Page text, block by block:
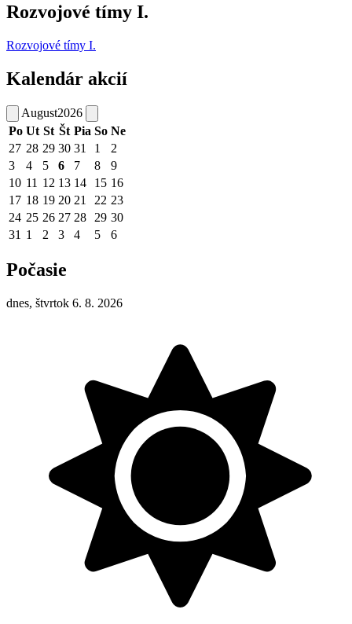
Rozvojové tímy I.
Rozvojové tímy I.
Kalendár akcií
August2026
Po Ut St Št Pia So Ne
27 28 29 30 31 1
2
3
4 5 6 7 8
9
10 11 12 13 14 15 16
17 18 19 20 21 22 23
24 25 26 27 28 29 30
31 1 2 3 4 5 6
Počasie
dnes, štvrtok 6. 8. 2026